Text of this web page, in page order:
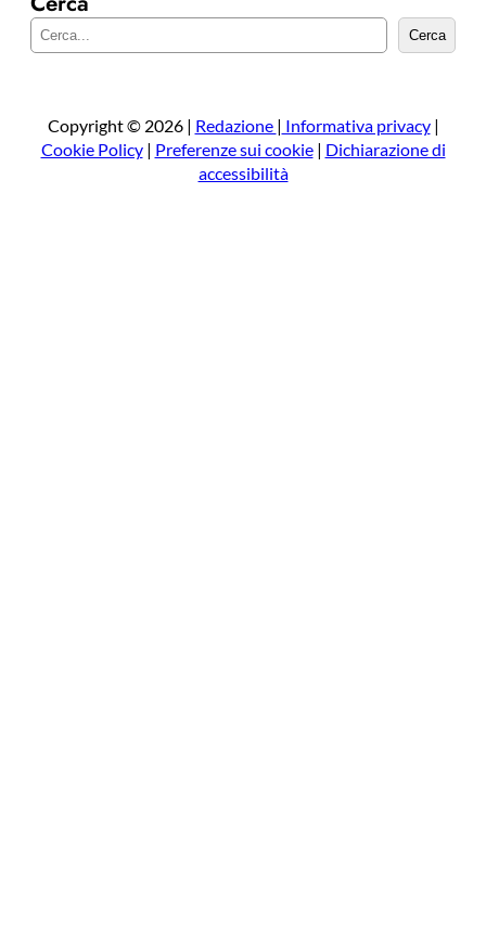
e
a
Cerca
Copyright © 2026 | Redazione | Informativa privacy|
Cookie Policy| Preferenze sui cookie| Dichiarazione di
accessibilità